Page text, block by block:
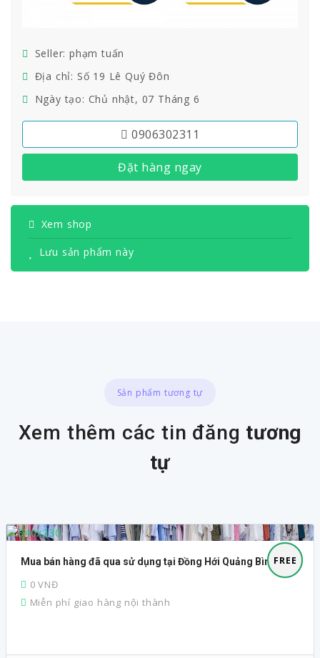
Seller: phạm tuấn
Địa chỉ: Số 19 Lê Quý Đôn
Ngày tạo: Chủ nhật, 07 Tháng 6
0906302311
Đặt hàng ngay
Xem shop
Lưu sản phẩm này
Sản phẩm tương tự
Xem thêm các tin đăng tương
tự
FREE
Mua bán hàng đã qua sử dụng tại Đồng Hới Quảng Bình
0 VNĐ
Miễn phí giao hàng nội thành